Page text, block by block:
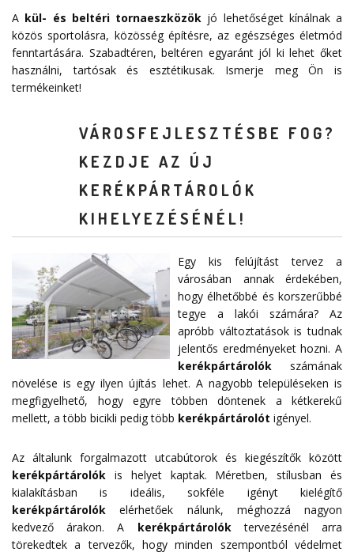
A kül- és beltéri tornaeszközök jó lehetőséget kínálnak a
közös sportolásra, közösség építésre, az egészséges életmód
fenntartására. Szabadtéren, beltéren egyaránt jól ki lehet őket
használni, tartósak és esztétikusak. Ismerje meg Ön is
termékeinket!
VÁROSFEJLESZTÉSBE FOG?
KEZDJE AZ ÚJ
KERÉKPÁRTÁROLÓK
KIHELYEZÉSÉNÉL!
Egy kis felújítást tervez a
városában annak érdekében,
hogy élhetőbbé és korszerűbbé
tegye a lakói számára? Az
apróbb változtatások is tudnak
jelentős eredményeket hozni. A
kerékpártárolók számának
növelése is egy ilyen újítás lehet. A nagyobb településeken is
megfigyelhető, hogy egyre többen döntenek a kétkerekű
mellett, a több bicikli pedig több kerékpártárolót igényel.
Az általunk forgalmazott utcabútorok és kiegészítők között
kerékpártárolók is helyet kaptak. Méretben, stílusban és
kialakításban is ideális, sokféle igényt kielégítő
kerékpártárolók elérhetőek nálunk, méghozzá nagyon
kedvező árakon. A kerékpártárolóktervezésénél arra
törekedtek a tervezők, hogy minden szempontból védelmet